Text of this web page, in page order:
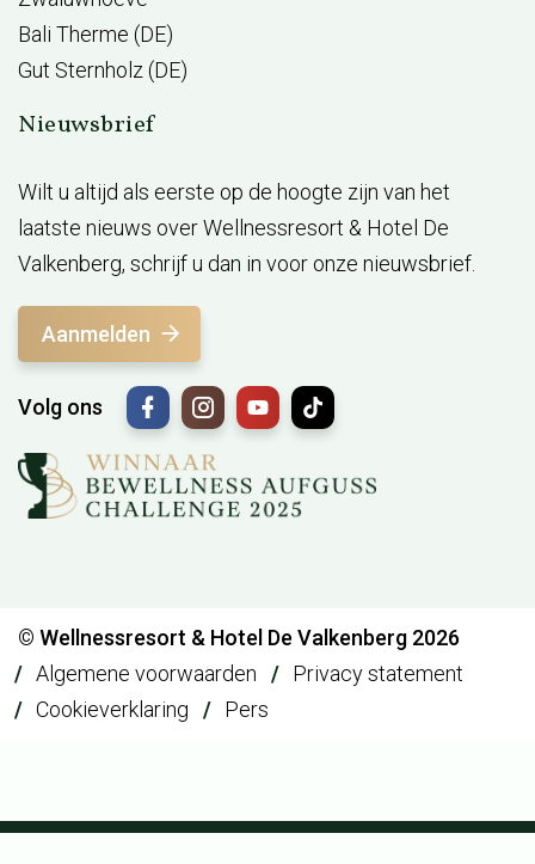
Bali Therme (DE)
Gut Sternholz (DE)
Nieuwsbrief
Wilt u altijd als eerste op de hoogte zijn van het
laatste nieuws over Wellnessresort & Hotel De
Valkenberg, schrijf u dan in voor onze nieuwsbrief.
Aanmelden
Volg ons
© Wellnessresort & Hotel De Valkenberg 2026
Algemene voorwaarden
Privacy statement
Cookieverklaring
Pers